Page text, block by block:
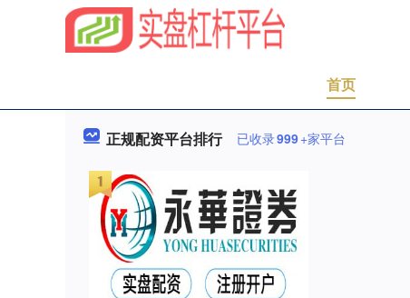
首页
正规配资平台排行 已收录999+家平台